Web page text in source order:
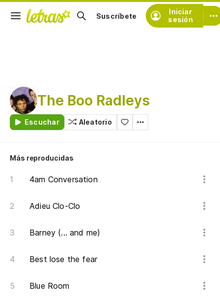
Iniciar
sesión
Suscríbete
The Boo Radleys
Escuchar Aleatorio
Más reproducidas
4am Conversation
Adieu Clo-Clo
Barney (... and me)
Best lose the fear
Blue Room